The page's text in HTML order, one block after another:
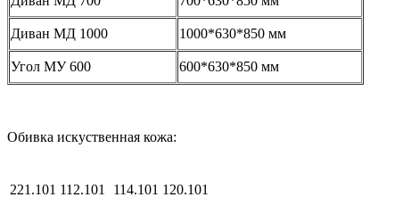
Диван МД 1000 1000*630*850 мм
Угол МУ 600 600*630*850 мм
Обивка искуственная кожа:
221.101 112.101 114.101 120.101